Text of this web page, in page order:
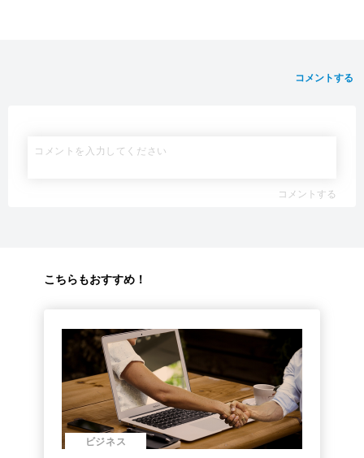
コメントする
コメントする
こちらもおすすめ！
ビジネス